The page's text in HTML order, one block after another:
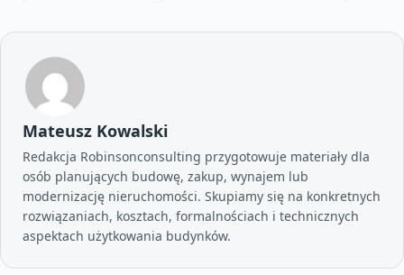
Mateusz Kowalski
Redakcja Robinsonconsulting przygotowuje materiały dla
osób planujących budowę, zakup, wynajem lub
modernizację nieruchomości. Skupiamy się na konkretnych
rozwiązaniach, kosztach, formalnościach i technicznych
aspektach użytkowania budynków.